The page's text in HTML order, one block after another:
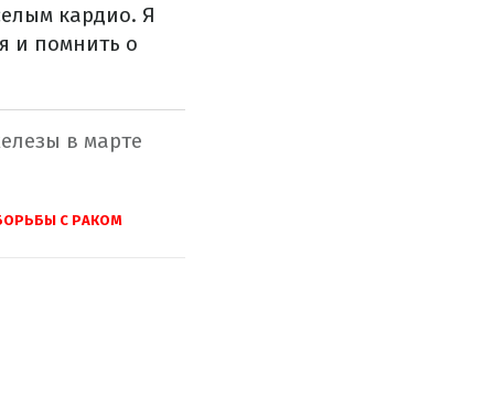
кардио. Я
и помнить о
в марте
С РАКОМ